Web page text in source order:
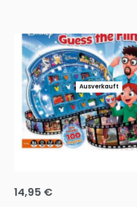
Ausverkauft
14,95 €